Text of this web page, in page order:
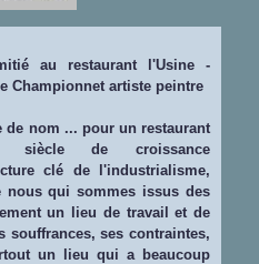
au restaurant l'Usine -
Championnet artiste peintre
de nom ... pour un restaurant
de croissance
clé de l'industrialisme,
nous qui sommes issus des
un lieu de travail et de
souffrances, ses contraintes,
un lieu qui a beaucoup